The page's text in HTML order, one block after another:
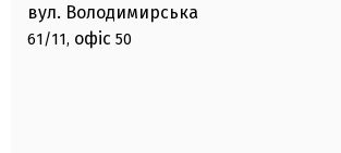
вул. Володимирська
61/11, офіс 50